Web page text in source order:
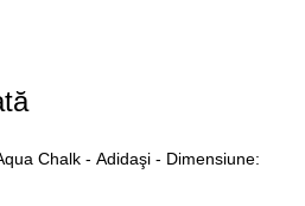
Chalk - Adidaşi - Dimensiune: